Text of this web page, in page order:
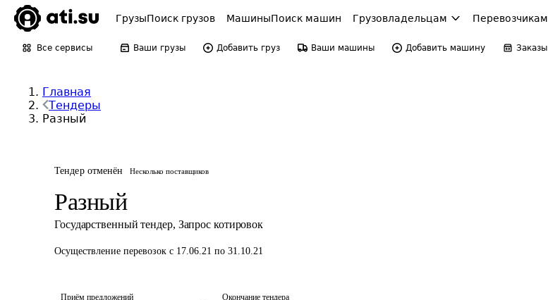
ГрузыПоиск грузов МашиныПоиск машин Грузовладельцам Перевозчикам
Все сервисы Ваши грузы Добавить груз Ваши машины Добавить машину Заказы
Главная
Тендеры
Разный
Тендер отменён Несколько поставщиков
Разный
Государственный тендер, Запрос котировок
Осуществление перевозок с 17.06.21 по 31.10.21
Приём предложений
Окончание тендера